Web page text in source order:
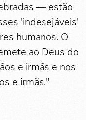
— estão
'indesejáveis'
humanos. O
ao Deus do
e irmãs e nos
e irmãs."